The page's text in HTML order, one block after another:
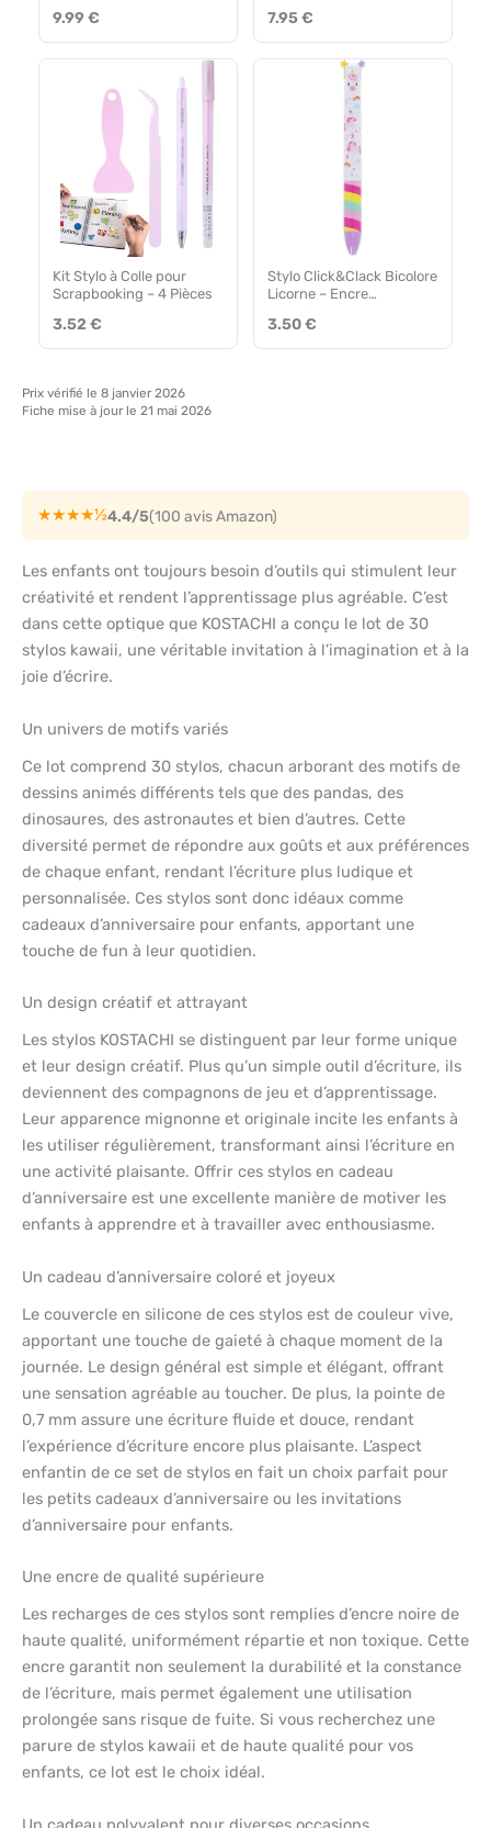
9.99 € 7.95 €
Kit Stylo à Colle pour
Scrapbooking – 4 Pièces
3.52 €
Stylo Click&Clack Bicolore
Licorne – Encre
3.50 €
Prix vérifié le 8 janvier 2026
Fiche mise à jour le 21 mai 2026
★★★★½4.4/5(100 avis Amazon)
Les enfants ont toujours besoin d’outils qui stimulent leur
créativité et rendent l’apprentissage plus agréable. C’est
dans cette optique que KOSTACHI a conçu le lot de 30
stylos kawaii, une véritable invitation à l’imagination et à la
joie d’écrire.
Un univers de motifs variés
Ce lot comprend 30 stylos, chacun arborant des motifs de
dessins animés différents tels que des pandas, des
dinosaures, des astronautes et bien d’autres. Cette
diversité permet de répondre aux goûts et aux préférences
de chaque enfant, rendant l’écriture plus ludique et
personnalisée. Ces stylos sont donc idéaux comme
cadeaux d’anniversaire pour enfants, apportant une
touche de fun à leur quotidien.
Un design créatif et attrayant
Les stylos KOSTACHI se distinguent par leur forme unique
et leur design créatif. Plus qu’un simple outil d’écriture, ils
deviennent des compagnons de jeu et d’apprentissage.
Leur apparence mignonne et originale incite les enfants à
les utiliser régulièrement, transformant ainsi l’écriture en
une activité plaisante. Offrir ces stylos en cadeau
d’anniversaire est une excellente manière de motiver les
enfants à apprendre et à travailler avec enthousiasme.
Un cadeau d’anniversaire coloré et joyeux
Le couvercle en silicone de ces stylos est de couleur vive,
apportant une touche de gaieté à chaque moment de la
journée. Le design général est simple et élégant, offrant
une sensation agréable au toucher. De plus, la pointe de
0,7 mm assure une écriture fluide et douce, rendant
l’expérience d’écriture encore plus plaisante. L’aspect
enfantin de ce set de stylos en fait un choix parfait pour
les petits cadeaux d’anniversaire ou les invitations
d’anniversaire pour enfants.
Une encre de qualité supérieure
Les recharges de ces stylos sont remplies d’encre noire de
haute qualité, uniformément répartie et non toxique. Cette
encre garantit non seulement la durabilité et la constance
de l’écriture, mais permet également une utilisation
prolongée sans risque de fuite. Si vous recherchez une
parure de stylos kawaii et de haute qualité pour vos
enfants, ce lot est le choix idéal.